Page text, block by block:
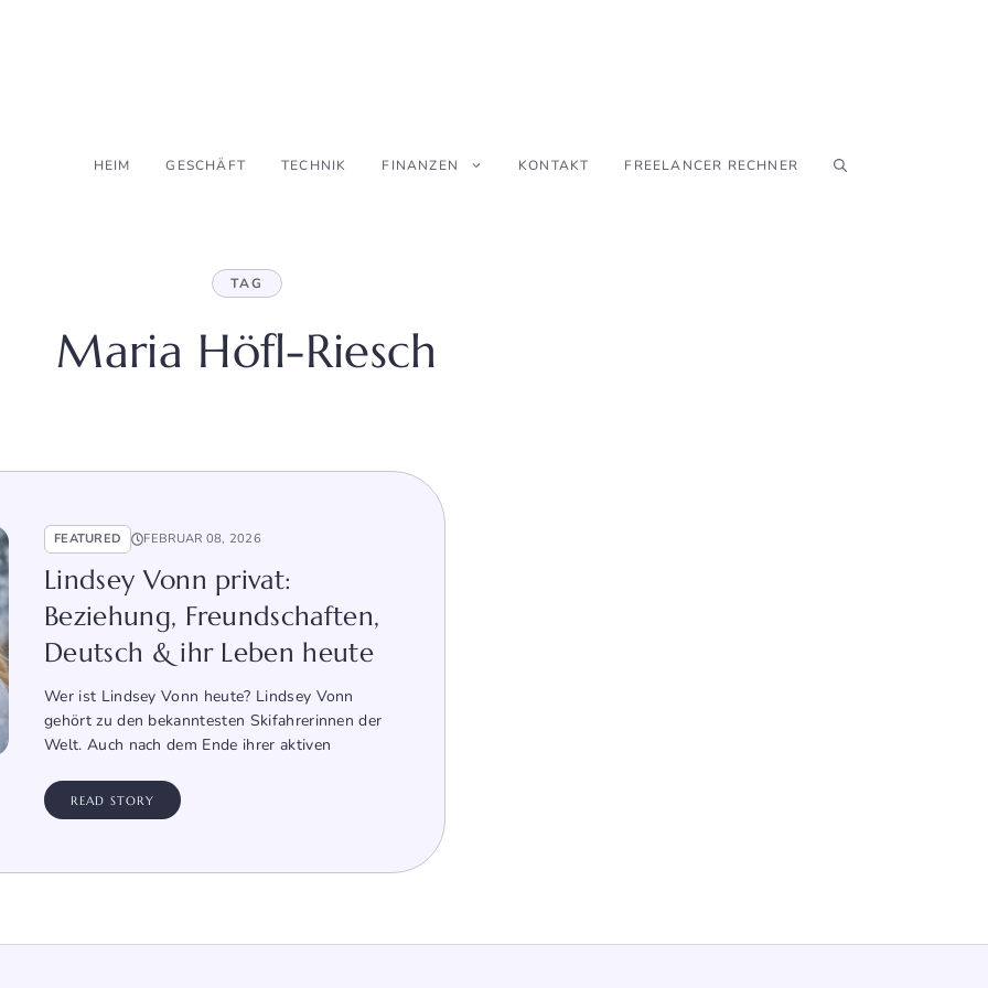
HEIM GESCHÄFT TECHNIK FINANZEN KONTAKT FREELANCER RECHNER
TAG
Maria Höfl-Riesch
FEATURED FEBRUAR 08, 2026
Lindsey Vonn privat:
Beziehung, Freundschaften,
Deutsch & ihr Leben heute
Wer ist Lindsey Vonn heute? Lindsey Vonn
gehört zu den bekanntesten Skifahrerinnen der
Welt. Auch nach dem Ende ihrer aktiven
READ STORY